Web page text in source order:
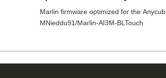
Marlin firmware optimized for the
MNieddu91/Marlin-AI3M-BLTouch